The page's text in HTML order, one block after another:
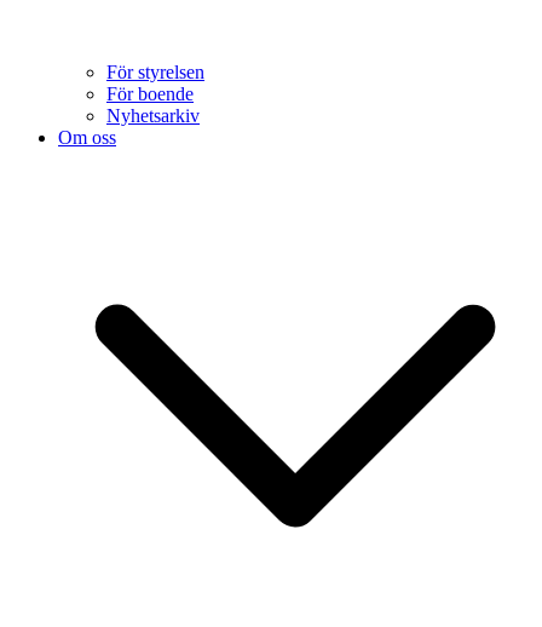
För styrelsen
För boende
Nyhetsarkiv
Om oss